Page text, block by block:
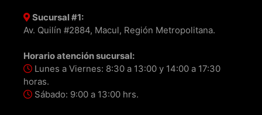
Sucursal #1:
Av. Quilín #2884, Macul, Región Metropolitana.
Horario atención sucursal:
Lunes a Viernes: 8:30 a 13:00 y 14:00 a 17:30
horas.
Sábado: 9:00 a 13:00 hrs.